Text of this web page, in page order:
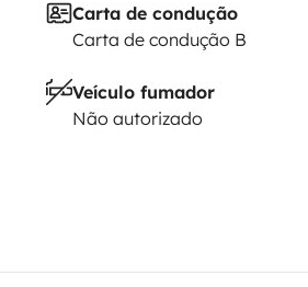
Carta de condução
Carta de condução B
Veículo fumador
Não autorizado